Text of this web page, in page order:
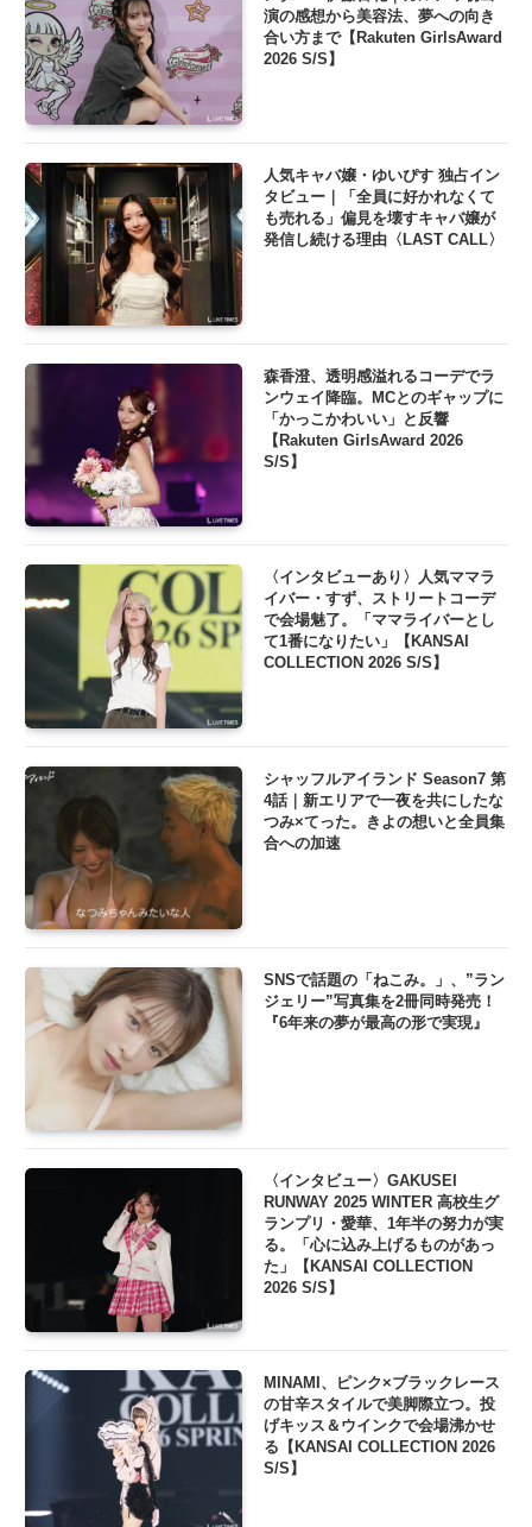
演の感想から美容法、夢への向き
合い方まで【Rakuten GirlsAward
2026 S/S】
人気キャバ嬢・ゆいぴす 独占イン
タビュー｜「全員に好かれなくて
も売れる」偏見を壊すキャバ嬢が
発信し続ける理由〈LAST CALL〉
森香澄、透明感溢れるコーデでラ
ンウェイ降臨。MCとのギャップに
「かっこかわいい」と反響
【Rakuten GirlsAward 2026
S/S】
〈インタビューあり〉人気ママラ
イバー・すず、ストリートコーデ
で会場魅了。「ママライバーとし
て1番になりたい」【KANSAI
COLLECTION 2026 S/S】
シャッフルアイランド Season7 第
4話｜新エリアで一夜を共にしたな
つみ×てった。きよの想いと全員集
合への加速
SNSで話題の「ねこみ。」、”ラン
ジェリー”写真集を2冊同時発売！
『6年来の夢が最高の形で実現』
〈インタビュー〉GAKUSEI
RUNWAY 2025 WINTER 高校生グ
ランプリ・愛華、1年半の努力が実
る。「心に込み上げるものがあっ
た」【KANSAI COLLECTION
2026 S/S】
MINAMI、ピンク×ブラックレース
の甘辛スタイルで美脚際立つ。投
げキッス＆ウインクで会場沸かせ
る【KANSAI COLLECTION 2026
S/S】